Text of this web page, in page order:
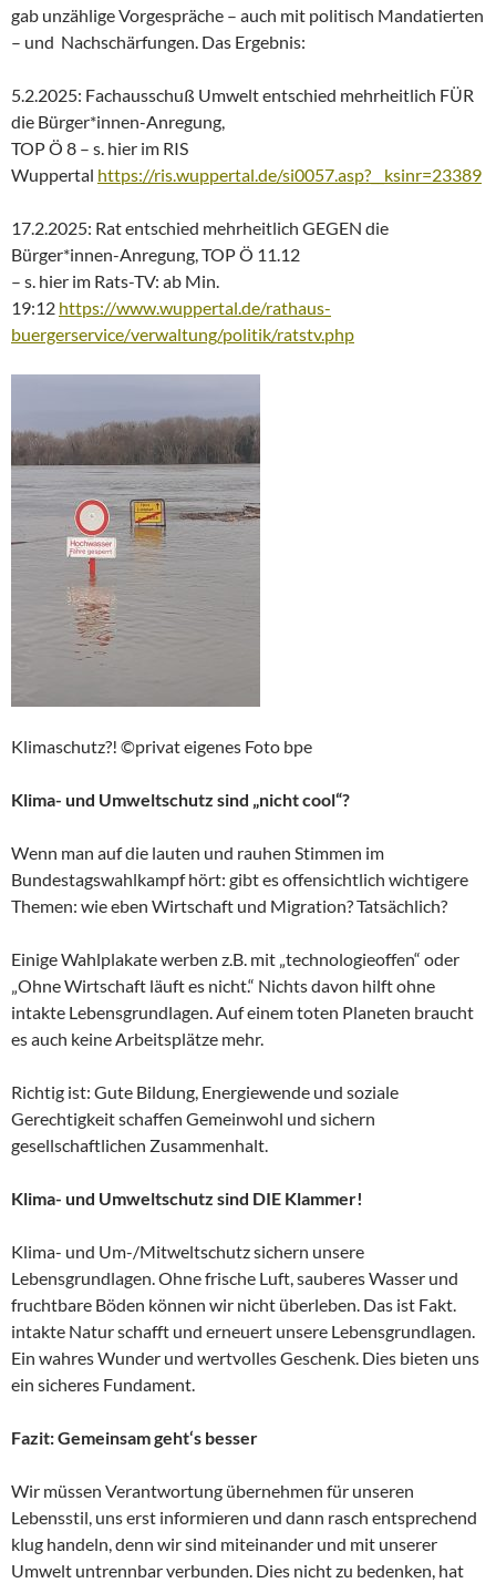
gab unzählige Vorgespräche – auch mit politisch Mandatierten
– und Nachschärfungen. Das Ergebnis:
5.2.2025: Fachausschuß Umwelt entschied mehrheitlich FÜR
die Bürger*innen-Anregung,
TOP Ö 8 – s. hier im RIS
Wuppertal https://ris.wuppertal.de/si0057.asp?__ksinr=23389
17.2.2025: Rat entschied mehrheitlich GEGEN die
Bürger*innen-Anregung, TOP Ö 11.12
– s. hier im Rats-TV: ab Min.
19:12 https://www.wuppertal.de/rathaus-
buergerservice/verwaltung/politik/ratstv.php
Klimaschutz?! ©privat eigenes Foto bpe
Klima- und Umweltschutz sind „nicht cool“?
Wenn man auf die lauten und rauhen Stimmen im
Bundestagswahlkampf hört: gibt es offensichtlich wichtigere
Themen: wie eben Wirtschaft und Migration? Tatsächlich?
Einige Wahlplakate werben z.B. mit „technologieoffen“ oder
„Ohne Wirtschaft läuft es nicht.“ Nichts davon hilft ohne
intakte Lebensgrundlagen. Auf einem toten Planeten braucht
es auch keine Arbeitsplätze mehr.
Richtig ist: Gute Bildung, Energiewende und soziale
Gerechtigkeit schaffen Gemeinwohl und sichern
gesellschaftlichen Zusammenhalt.
Klima- und Umweltschutz sind DIE Klammer!
Klima- und Um-/Mitweltschutz sichern unsere
Lebensgrundlagen. Ohne frische Luft, sauberes Wasser und
fruchtbare Böden können wir nicht überleben. Das ist Fakt.
intakte Natur schafft und erneuert unsere Lebensgrundlagen.
Ein wahres Wunder und wertvolles Geschenk. Dies bieten uns
ein sicheres Fundament.
Fazit: Gemeinsam geht‘s besser
Wir müssen Verantwortung übernehmen für unseren
Lebensstil, uns erst informieren und dann rasch entsprechend
klug handeln, denn wir sind miteinander und mit unserer
Umwelt untrennbar verbunden. Dies nicht zu bedenken, hat